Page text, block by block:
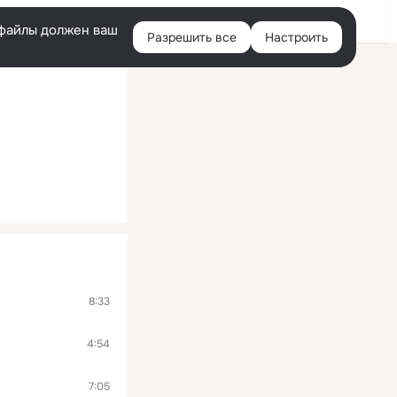
Войти
должен ваш Разрешить все Настроить
8:33
4:54
7:05